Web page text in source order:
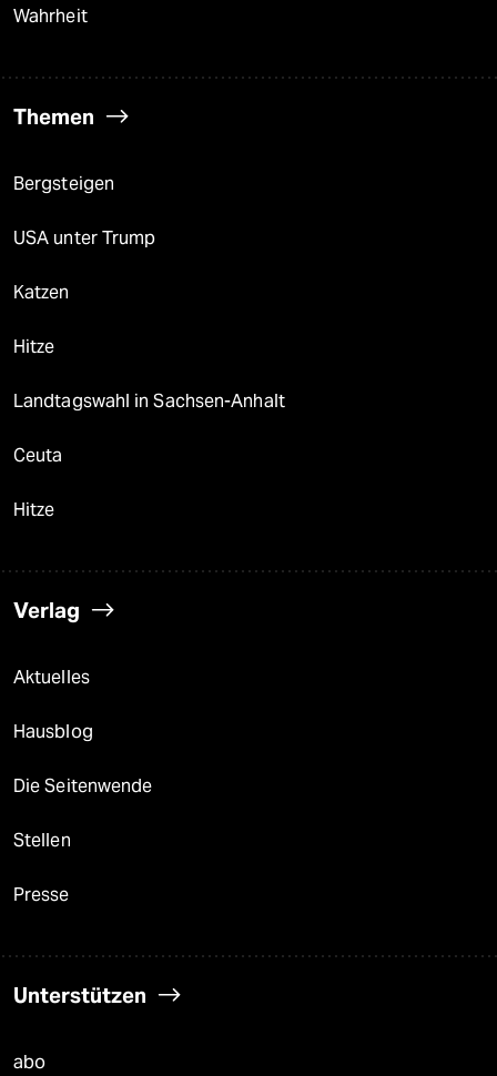
Wahrheit
Themen
Bergsteigen
USA unter Trump
Katzen
Hitze
Landtagswahl in Sachsen-Anhalt
Ceuta
Hitze
Verlag
Aktuelles
Hausblog
Die Seitenwende
Stellen
Presse
Unterstützen
abo